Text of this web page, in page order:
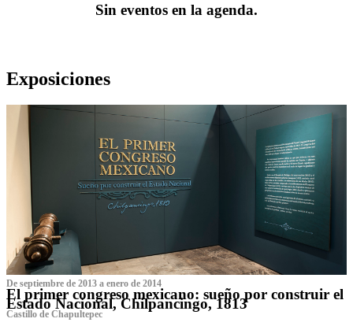
Sin eventos en la agenda.
Exposiciones
De septiembre de 2013 a enero de 2014
El primer congreso mexicano: sueño por construir el
Estado Nacional, Chilpancingo, 1813
Castillo de Chapultepec